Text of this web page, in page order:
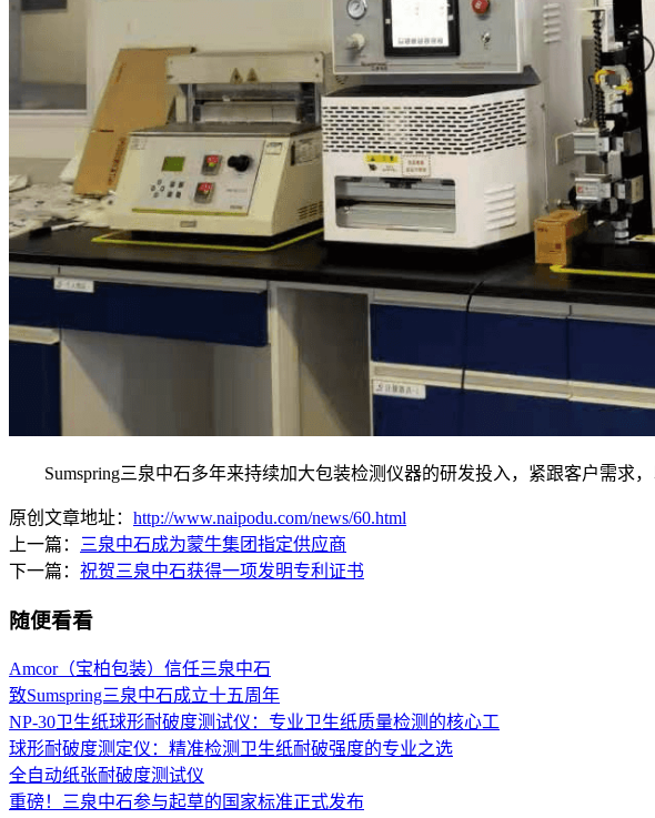
Sumspring三泉中石多年来持续加大包装检测仪器的研发投入，紧跟客户需求
原创文章地址： http://www.naipodu.com/news/60.html
上一篇：
三泉中石成为蒙牛集团指定供应商
下一篇： 祝贺三泉中石获得一项发明专利证书
随便看看
Amcor（宝柏包装）信任三泉中石
致Sumspring三泉中石成立十五周年
NP-30卫生纸球形耐破度测试仪：专业卫生纸质量检测的核心工
球形耐破度测定仪：精准检测卫生纸耐破强度的专业之选
全自动纸张耐破度测试仪
重磅！三泉中石参与起草的国家标准正式发布